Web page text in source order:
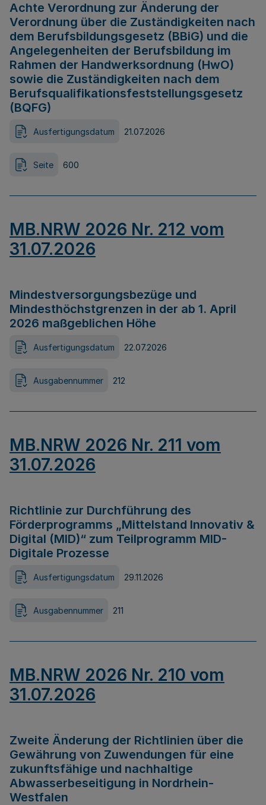
Achte Verordnung zur Änderung der
Verordnung über die Zuständigkeiten nach
dem Berufsbildungsgesetz (BBiG) und die
Angelegenheiten der Berufsbildung im
Rahmen der Handwerksordnung (HwO)
sowie die Zuständigkeiten nach dem
Berufsqualifikationsfeststellungsgesetz
(BQFG)
Ausfertigungsdatum 21.07.2026
Seite 600
MB.NRW 2026 Nr. 212 vom
31.07.2026
Mindestversorgungsbezüge und
Mindesthöchstgrenzen in der ab 1. April
2026 maßgeblichen Höhe
Ausfertigungsdatum 22.07.2026
Ausgabennummer 212
MB.NRW 2026 Nr. 211 vom
31.07.2026
Richtlinie zur Durchführung des
Förderprogramms „Mittelstand Innovativ &
Digital (MID)“ zum Teilprogramm MID-
Digitale Prozesse
Ausfertigungsdatum 29.11.2026
Ausgabennummer 211
MB.NRW 2026 Nr. 210 vom
31.07.2026
Zweite Änderung der Richtlinien über die
Gewährung von Zuwendungen für eine
zukunftsfähige und nachhaltige
Abwasserbeseitigung in Nordrhein-
Westfalen